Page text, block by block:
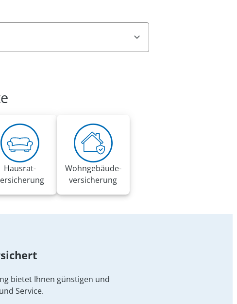
der Verbraucherzentralen.
Hausrat­
Wohngebäude­
versicherung
bietet Ihnen günstigen und
Service.